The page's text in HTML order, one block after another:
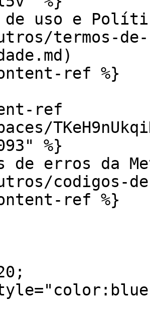
de uso e
termos-
ref %}
ref
%}
de erros da
codigos-
ref %}